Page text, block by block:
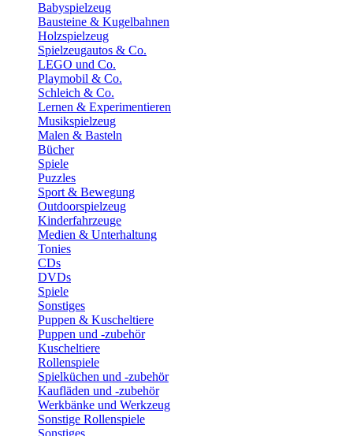
Babyspielzeug
Bausteine & Kugelbahnen
Holzspielzeug
Spielzeugautos & Co.
LEGO und Co.
Playmobil & Co.
Schleich & Co.
Lernen & Experimentieren
Musikspielzeug
Malen & Basteln
Bücher
Spiele
Puzzles
Sport & Bewegung
Outdoorspielzeug
Kinderfahrzeuge
Medien & Unterhaltung
Tonies
CDs
DVDs
Spiele
Sonstiges
Puppen & Kuscheltiere
Puppen und -zubehör
Kuscheltiere
Rollenspiele
Spielküchen und -zubehör
Kaufläden und -zubehör
Werkbänke und Werkzeug
Sonstige Rollenspiele
Sonstiges